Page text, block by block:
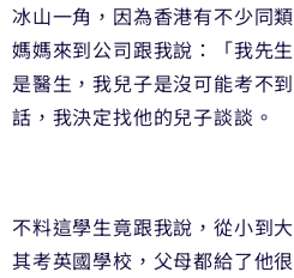
冰山一角，因為香港有不少同
媽媽來到公司跟我說：「我先
是醫生，我兒子是沒可能考不
話，我決定找他的兒子談談。
不料這學生竟跟我說，從小到
其考英國學校，父母都給了他